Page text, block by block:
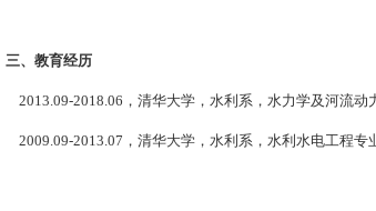
三、 教育经历
2013.09-2018.06 ， 清华大学， 水利系 ， 水力学及河流动
2009.09-2013.07 ， 清华大学， 水利系 ， 水利水电工程专